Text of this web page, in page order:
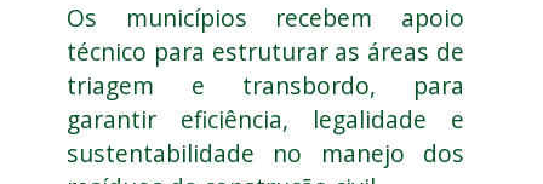
Os municípios recebem apoio
técnico para estruturar as áreas de
triagem e transbordo, para
garantir eficiência, legalidade e
sustentabilidade no manejo dos